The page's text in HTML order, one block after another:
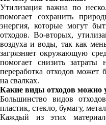
Утилизация важна по
помогает сохранить
энергия, которые могут
отходов. Во-вторых,
воздуха и воды, так как
загрязняет окружающую
помогает снизить
переработка отходов может
на свалках.
Какие виды отходов можно
Большинство видов
пластик, стекло, бумагу,
Каждый из этих